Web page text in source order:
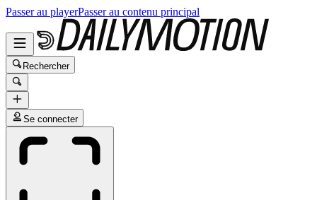
Passer au playerPasser au contenu principal
Rechercher
Se connecter